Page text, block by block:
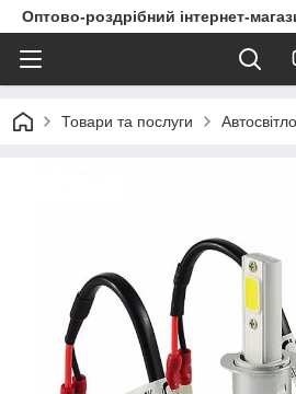
Оптово-роздрібний інтернет-
Товари та послуги Автосвітло